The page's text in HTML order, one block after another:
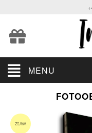
MENU
ZĽAVA